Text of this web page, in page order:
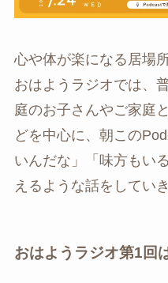
心や体が楽になる居場
おはようラジオでは、
庭のお子さんやご家庭
どを中心に、朝この
いんだな」「味方もい
えるような話をしていき
おはようラジオ第1回